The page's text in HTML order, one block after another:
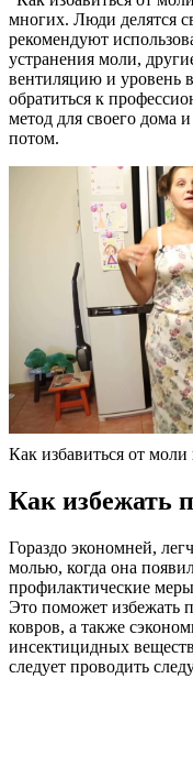
многих. Люди делятся
рекомендуют
устранения моли,
вентиляцию и уровень
обратиться к
метод для своего дома
потом.
Как избавиться от
Как избежать
Гораздо экономней,
молью, когда она
профилактические
Это поможет избежать
ковров, а также
инсектицидных
следует проводить